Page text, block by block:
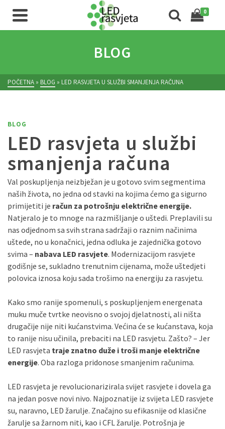
0
BLOG
POČETNA » BLOG » LED RASVJETA U SLUŽBI SMANJENJA RAČUNA
BLOG
LED rasvjeta u službi
smanjenja računa
Val poskupljenja neizbježan je u gotovo svim segmentima
naših života, no jedna od stavki na kojima ćemo ga sigurno
primijetiti je račun za potrošnju električne energije.
Natjeralo je to mnoge na razmišljanje o uštedi. Preplavili su
nas odjednom sa svih strana sadržaji o raznim načinima
uštede, no u konačnici, jedna odluka je zajednička gotovo
svima – nabava LED rasvjete. Modernizacijom rasvjete
godišnje se, sukladno trenutnim cijenama, može uštedjeti
polovica iznosa koju sada trošimo na energiju za rasvjetu.
Kako smo ranije spomenuli, s poskupljenjem energenata
muku muče tvrtke neovisno o svojoj djelatnosti, ali ništa
drugačije nije niti kućanstvima. Većina će se kućanstava, koja
to ranije nisu učinila, prebaciti na LED rasvjetu. Zašto? – Jer
LED rasvjeta traje znatno duže i troši manje električne
energije. Oba razloga pridonose smanjenim računima.
LED rasvjeta je revolucionarizirala svijet rasvjete i dovela ga
na jedan posve novi nivo. Najpoznatije iz svijeta LED rasvjete
su, naravno, LED žarulje. Značajno su efikasnije od klasične
žarulje sa žarnom niti, kao i CFL žarulje. Potrošnja je